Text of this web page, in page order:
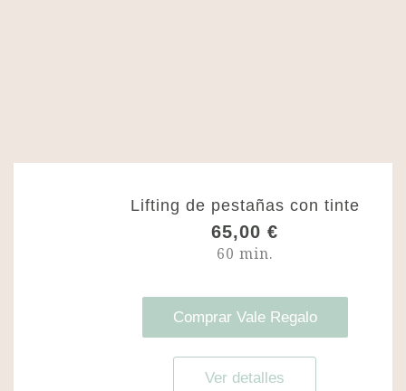
Lifting de pestañas con tinte
65,00 €
60 min.
Comprar Vale Regalo
Ver detalles